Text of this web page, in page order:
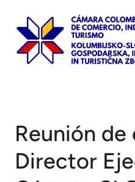
contenido
Reunión
Director